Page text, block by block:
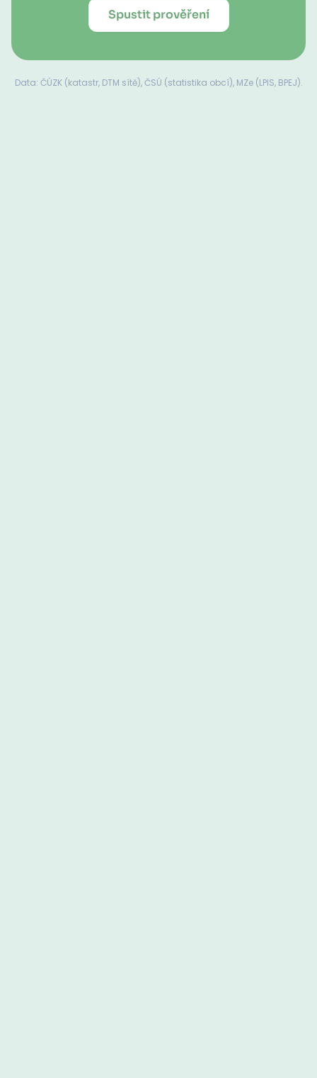
Spustit prověření
Data: ČÚZK (katastr, DTM sítě), ČSÚ (statistika obcí), MZe (LPIS, BPEJ).